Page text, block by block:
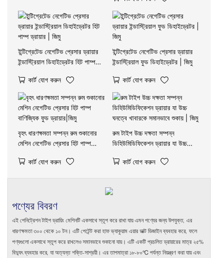
ইন্টিগ্রেটেড নেগেটিভ প্রেসার ড্রায়ার
ইন্ডাস্ট্রিয়াল ডিহাইড্রেটর হিট পাম্প
কার্ট যোগ করুন
ইন্টিগ্রেটেড নেগেটিভ প্রেসার ড্রায়ার
ইন্ডাস্ট্রিয়াল ফুড ডিহাইড্রেটর | জিমু
কার্ট যোগ করুন
বৃহৎ ধারণক্ষমতা সম্পন্ন রুম শুকানোর
মেশিন নেগেটিভ প্রেসার হিট পাম্প
কার্ট যোগ করুন
রুম টাইপ উচ্চ দক্ষতা সম্পন্ন
ডিহিউমিডিফিকেশন ড্রায়ার যা উচ্চ
কার্ট যোগ করুন
পণ্যের বিবরণ
এই পেনিট্রেশন টাইপ ড্রায়িং মেশিনটি একসাথে স্তূপ করে রাখা যায় এমন পণ্যের জন্য উপযুক্ত, এর
ধারণক্ষমতা ৩০০ থেকে ১০ টন। এটি পেটেন্ট করা হাফ ভ্যাকুয়াম এয়ার ডাক্ট ডিজাইন ব্যবহার করে, ফলে
পণ্যগুলো একসাথে স্তূপ করে রাখলেও সমানভাবে শুকানো যায়। এটি একটি প্রচলিত ড্রায়ারের মাত্র ২৫%
বিদ্যুৎ ব্যবহার করে, যা অত্যন্ত শক্তি-সাশ্রয়ী। এর তাপমাত্রা ১৮-৮০℃ পর্যন্ত নিয়ন্ত্রণ করা যায় এবং